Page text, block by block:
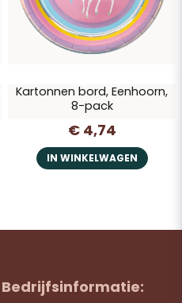
Kartonnen bord, Eenhoorn,
8-pack
€ 4,74
IN WINKELWAGEN
Bedrijfsinformatie: